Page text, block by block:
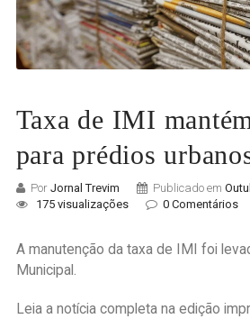
Taxa de IMI
para prédios
Por Jornal Trevim Publicado em
175 visualizações
0 Comentários
A manutenção da taxa de IMI foi
Municipal.
Leia a notícia completa na edição